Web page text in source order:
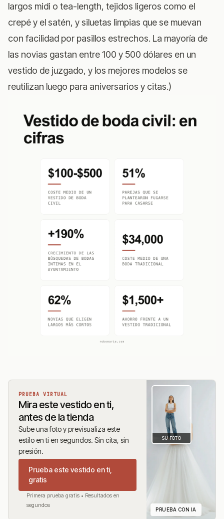
largos midi o tea-length, tejidos ligeros como el
crepé y el satén, y siluetas limpias que se muevan
con facilidad por pasillos estrechos. La mayoría de
las novias gastan entre 100 y 500 dólares en un
vestido de juzgado, y los mejores modelos se
reutilizan luego para aniversarios y citas.)
PRUEBA VIRTUAL
Mira este vestido en ti,
antes de la tienda
Sube una foto y previsualiza este
estilo en ti en segundos. Sin cita, sin
presión.
Prueba este vestido en ti,
gratis
Primera prueba gratis • Resultados en
segundos
SU FOTO
PRUEBA CON IA